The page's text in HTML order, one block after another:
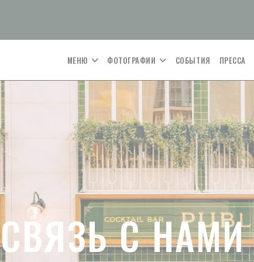
МЕНЮ ФОТОГРАФИИ СОБЫТИЯ ПРЕССА
СВЯЗЬ С НАМИ